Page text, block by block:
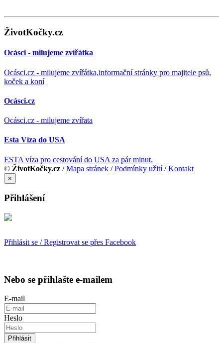
ŽivotKočky.cz
Ocásci - milujeme zvířátka
Ocásci.cz - milujeme zvířátka,informační stránky pro majitele psů,
koček a koní
Ocásci.cz
Ocásci.cz - milujeme zvířata
Esta Víza do USA
ESTA víza pro cestování do USA za pár minut.
© ŽivotKočky.cz /Mapa stránek /Podmínky užití/Kontakt
×
Přihlášení
Přihlásit se / Registrovat se přes Facebook
Nebo se přihlašte e-mailem
E-mail
Heslo
Přihlásit